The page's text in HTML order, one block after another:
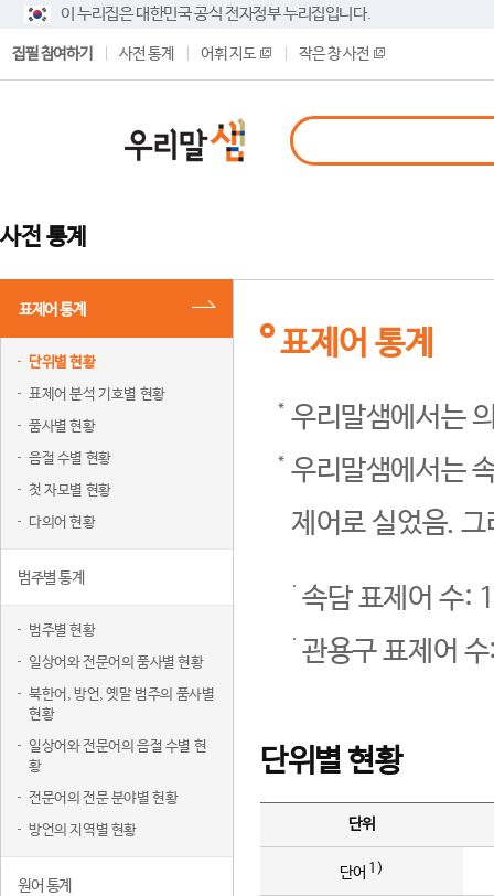
이 누리집은 대한민국 공식 전자정부 누리집입니다.
집필 참여하기 사전 통계 어휘 지도 작은 창 사전
사전 통계
표제어 통계
단위별 현황
표제어 분석 기호별 현황
품사별 현황
음절 수별 현황
첫 자모별 현황
다의어 현황
범주별 통계
범주별 현황
일상어와 전문어의 품사별 현황
북한어, 방언, 옛말 범주의 품사별
현황
일상어와 전문어의 음절 수별 현
황
전문어의 전문 분야별 현황
방언의 지역별 현황
원어 통계
표제어 통계
우리말샘에서는
우리말샘에서는
제어로 실었음.
속담 표제어 수:
관용구 표제어
단위별 현황
단위
단어 1)